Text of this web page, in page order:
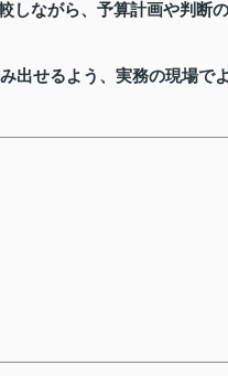
しながら、予算計画や判断の
出せるよう、実務の現場でよ